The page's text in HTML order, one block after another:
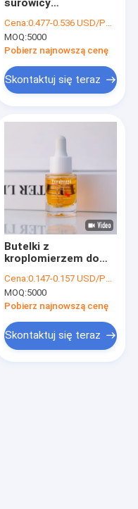
surowicy
szczelną pokrywę i
trwałe szkło
doskonałe do
kosmetyków i
laboratoriów
Cena:0.477-0.536 USD/PCS
MOQ:5000
Pobierz najnowszą cenę
Skontaktuj się teraz
Butelki z
kroplomierzem do
typ nakrętki, opcja
pakowania dla
kosmetyków,
pielęgnacji skóry i
olejków eterycznych
Cena:0.147-0.157 USD/PCS
MOQ:5000
Pobierz najnowszą cenę
Skontaktuj się teraz